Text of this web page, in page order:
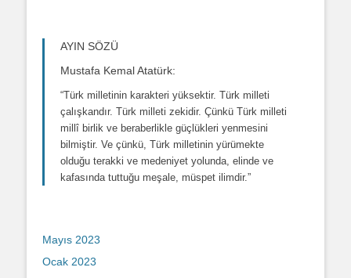
AYIN SÖZÜ
Mustafa Kemal Atatürk:
“Türk milletinin karakteri yüksektir. Türk milleti
çalışkandır. Türk milleti zekidir. Çünkü Türk milleti
millî birlik ve beraberlikle güçlükleri yenmesini
bilmiştir. Ve çünkü, Türk milletinin yürümekte
olduğu terakki ve medeniyet yolunda, elinde ve
kafasında tuttuğu meşale, müspet ilimdir.”
Mayıs 2023
Ocak 2023